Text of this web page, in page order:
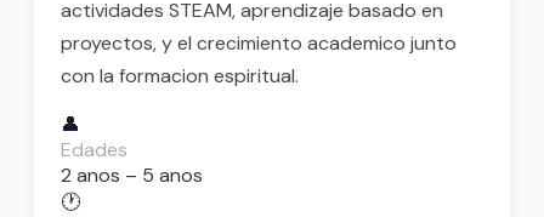
actividades STEAM, aprendizaje basado en
proyectos, y el crecimiento academico junto
con la formacion espiritual.
👤
Edades
2 anos – 5 anos
🕐